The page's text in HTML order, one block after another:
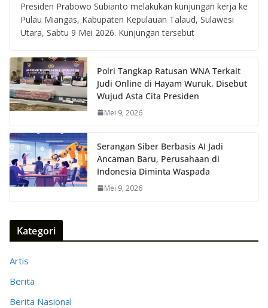
Presiden Prabowo Subianto melakukan kunjungan kerja ke
Pulau Miangas, Kabupaten Kepulauan Talaud, Sulawesi
Utara, Sabtu 9 Mei 2026. Kunjungan tersebut
Polri Tangkap Ratusan WNA Terkait
Judi Online di Hayam Wuruk, Disebut
Wujud Asta Cita Presiden
Mei 9, 2026
Serangan Siber Berbasis AI Jadi
Ancaman Baru, Perusahaan di
Indonesia Diminta Waspada
Mei 9, 2026
Kategori
Artis
Berita
Berita Nasional